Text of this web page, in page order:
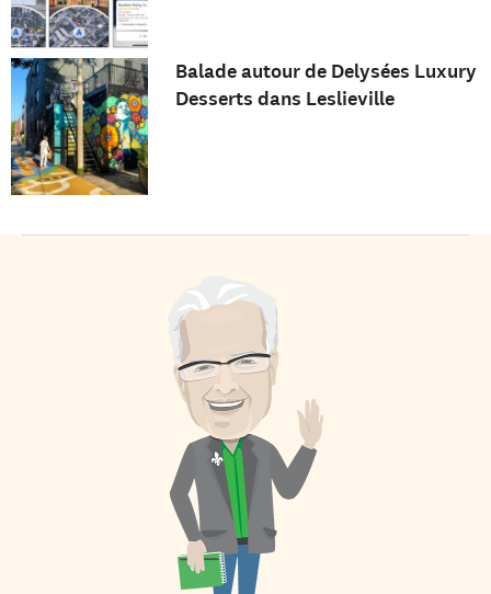
Balade autour de Delysées Luxury
Desserts dans Leslieville